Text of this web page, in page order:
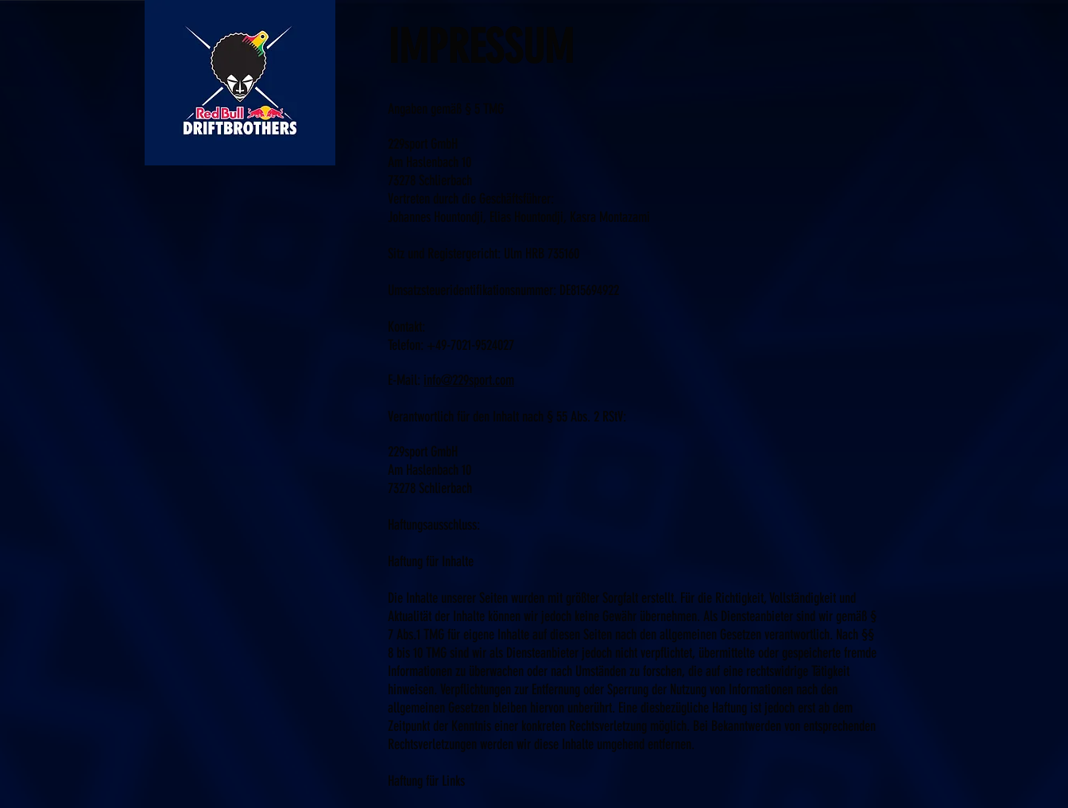
IMPRESSUM
Angaben gemäß § 5 TMG
229sport GmbH
Am Haslenbach 10
73278 Schlierbach
Vertreten durch die Geschäftsführer:
Johannes Hountondji, Elias Hountondji, Kasra Montazami
Sitz und Registergericht: Ulm HRB 735160
Umsatzsteueridentifikationsnummer: DE815694922
Kontakt:
Telefon: +49-7021-9524027
E-Mail: info@229sport.com
Verantwortlich für den Inhalt nach § 55 Abs. 2 RStV:
229sport GmbH
Am Haslenbach 10
73278 Schlierbach
Haftungsausschluss:
Haftung für Inhalte
Die Inhalte unserer Seiten wurden mit größter Sorgfalt erstellt. Für die Richtigkeit, Vollständigkeit und
Aktualität der Inhalte können wir jedoch keine Gewähr übernehmen. Als Diensteanbieter sind wir gemäß §
7 Abs.1 TMG für eigene Inhalte auf diesen Seiten nach den allgemeinen Gesetzen verantwortlich. Nach §§
8 bis 10 TMG sind wir als Diensteanbieter jedoch nicht verpflichtet, übermittelte oder gespeicherte fremde
Informationen zu überwachen oder nach Umständen zu forschen, die auf eine rechtswidrige Tätigkeit
hinweisen. Verpflichtungen zur Entfernung oder Sperrung der Nutzung von Informationen nach den
allgemeinen Gesetzen bleiben hiervon unberührt. Eine diesbezügliche Haftung ist jedoch erst ab dem
Zeitpunkt der Kenntnis einer konkreten Rechtsverletzung möglich. Bei Bekanntwerden von entsprechenden
Rechtsverletzungen werden wir diese Inhalte umgehend entfernen.
Haftung für Links